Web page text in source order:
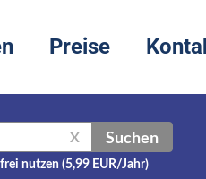
Preise
X Suchen
nutzen (5,99 EUR/Jahr)